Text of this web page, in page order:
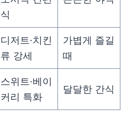
식
디저트·치킨
류 강세
가볍게 즐길
때
스위트·베이
커리 특화
달달한 간식